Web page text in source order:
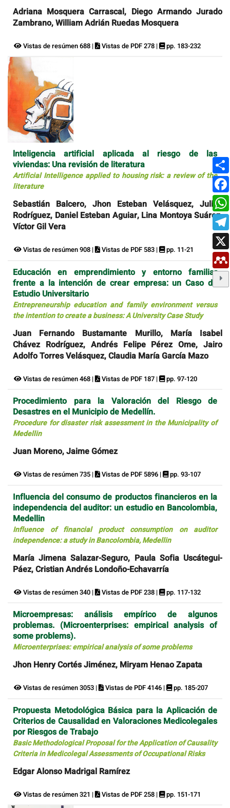
Adriana Mosquera Carrascal, Diego Armando Jurado
Zambrano, William Adrián Ruedas Mosquera
Vistas de resúmen 688 | Vistas de PDF 278 | pp. 183-232
lnteligencia artificial aplicada al riesgo de las
viviendas: Una revisión de literatura
Artificial Intelligence applied to housing risk: a review of the
literature
Sebastián Balcero, Jhon Esteban Velásquez, Julián
Rodríguez, Daniel Esteban Aguiar, Lina Montoya Suárez,
Víctor Gil Vera
Vistas de resúmen 908 | Vistas de PDF 583 | pp. 11-21
Educación en emprendimiento y entorno familiar
frente a la intención de crear empresa: un Caso de
Estudio Universitario
Entrepreneurship education and family environment versus
the intention to create a business: A University Case Study
Juan Fernando Bustamante Murillo, María Isabel
Chávez Rodríguez, Andrés Felipe Pérez Ome, Jairo
Adolfo Torres Velásquez, Claudia María García Mazo
Vistas de resúmen 468 | Vistas de PDF 187 | pp. 97-120
Procedimiento para la Valoración del Riesgo de
Desastres en el Municipio de Medellín.
Procedure for disaster risk assessment in the Municipality of
Medellin
Juan Moreno, Jaime Gómez
Vistas de resúmen 735 | Vistas de PDF 5896 | pp. 93-107
Influencia del consumo de productos financieros en la
independencia del auditor: un estudio en Bancolombia,
Medellin
Influence of financial product consumption on auditor
independence: a study in Bancolombia, Medellin
María Jimena Salazar-Seguro, Paula Sofia Uscátegui-
Páez, Cristian Andrés Londoño-Echavarría
Vistas de resúmen 340 | Vistas de PDF 238 | pp. 117-132
Microempresas: análisis empírico de algunos
problemas. (Microenterprises: empirical analysis of
some problems).
Microenterprises: empirical analysis of some problems
Jhon Henry Cortés Jiménez, Miryam Henao Zapata
Vistas de resúmen 3053 | Vistas de PDF 4146 | pp. 185-207
Propuesta Metodológica Básica para la Aplicación de
Criterios de Causalidad en Valoraciones Medicolegales
por Riesgos de Trabajo
Basic Methodological Proposal for the Application of Causality
Criteria in Medicolegal Assessments of Occupational Risks
Edgar Alonso Madrigal Ramírez
Vistas de resúmen 321 | Vistas de PDF 258 | pp. 151-171